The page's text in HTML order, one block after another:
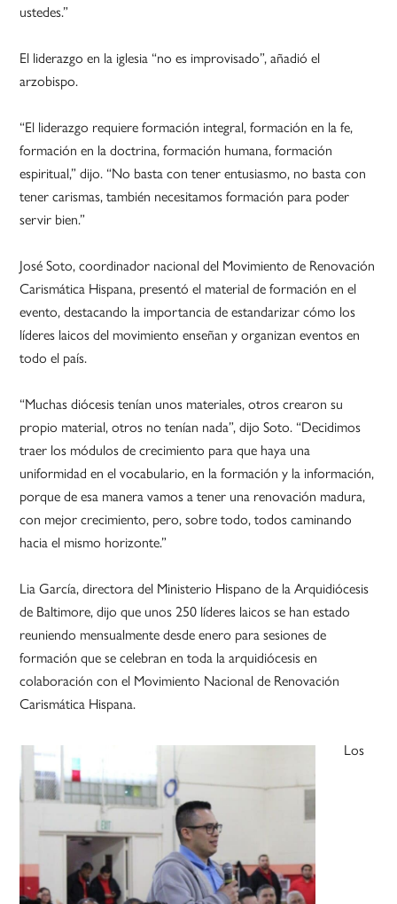
ustedes.”
El liderazgo en la iglesia “no es improvisado”, añadió el
arzobispo.
“El liderazgo requiere formación integral, formación en la fe,
formación en la doctrina, formación humana, formación
espiritual,” dijo. “No basta con tener entusiasmo, no basta con
tener carismas, también necesitamos formación para poder
servir bien.”
José Soto, coordinador nacional del Movimiento de Renovación
Carismática Hispana, presentó el material de formación en el
evento, destacando la importancia de estandarizar cómo los
líderes laicos del movimiento enseñan y organizan eventos en
todo el país.
“Muchas diócesis tenían unos materiales, otros crearon su
propio material, otros no tenían nada”, dijo Soto. “Decidimos
traer los módulos de crecimiento para que haya una
uniformidad en el vocabulario, en la formación y la información,
porque de esa manera vamos a tener una renovación madura,
con mejor crecimiento, pero, sobre todo, todos caminando
hacia el mismo horizonte.”
Lia García, directora del Ministerio Hispano de la Arquidiócesis
de Baltimore, dijo que unos 250 líderes laicos se han estado
reuniendo mensualmente desde enero para sesiones de
formación que se celebran en toda la arquidiócesis en
colaboración con el Movimiento Nacional de Renovación
Carismática Hispana.
Los